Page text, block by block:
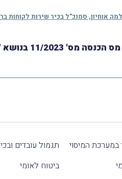
מס הכנסה לשנת המס 2022".
במערכת המיסוי
תגמול עובדים
ביטוח לאומי